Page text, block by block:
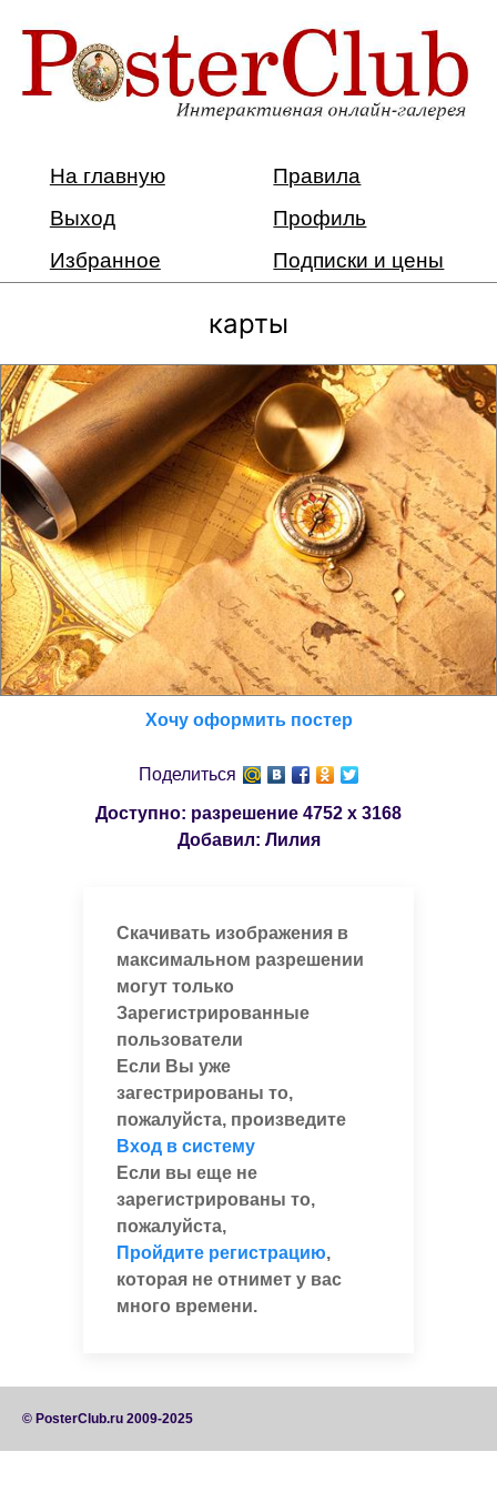
На главную
Правила
Выход
Профиль
Избранное
Подписки и цены
карты
Хочу оформить постер
Поделиться
Доступно: разрешение 4752 x 3168
Добавил: Лилия
Скачивать изображения в
максимальном разрешении
могут только
Зарегистрированные
пользователи
Если Вы уже
загестрированы то,
пожалуйста, произведите
Вход в систему
Если вы еще не
зарегистрированы то,
пожалуйста,
Пройдите регистрацию,
которая не отнимет у вас
много времени.
© PosterClub.ru 2009-2025